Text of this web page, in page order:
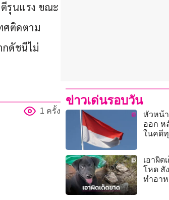
รุนแรง ขณะ
ศติดตาม
ดัชนีไม่
1 ครั้ง
ข่าวเด่นรอบวัน
หัวหน้
ออก ห
ในคดี
เอาผิด
โหด สั
ทำอาห